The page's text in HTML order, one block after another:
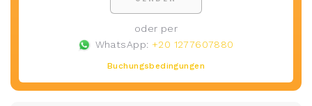
oder per
WhatsApp: +20 1277607880
Buchungsbedingungen